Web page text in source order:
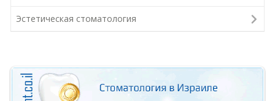
Эстетическая стоматология